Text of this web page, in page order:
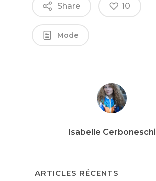
Share 10
Mode
Isabelle Cerboneschi
ARTICLES RÉCENTS